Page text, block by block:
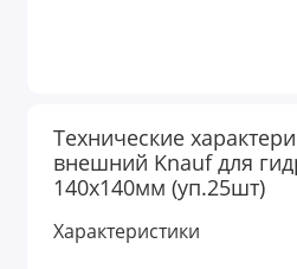
Технические
внешний Knauf для
140х140мм (уп.25шт)
Характеристики